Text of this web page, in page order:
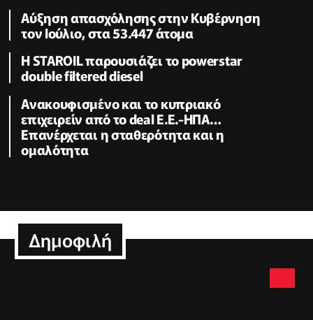
Αύξηση απασχόλησης στην Κυβέρνηση
τον Ιούλιο, στα 53.447 άτομα
Η STAROIL παρουσιάζει το powerstar
double filtered diesel
Ανακουφισμένο και το κυπριακό
επιχειρείν από το deal Ε.Ε.-ΗΠΑ…
Επανέρχεται η σταθερότητα και η
ομαλότητα
Δημοφιλή